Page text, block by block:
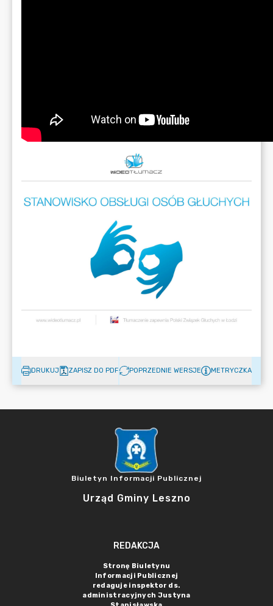
DRUKUJ ZAPISZ DO PDF POPRZEDNIE WERSJE METRYCZKA
Biuletyn Informacji Publicznej
Urząd Gminy Leszno
REDAKCJA
Stronę Biuletynu
Informacji Publicznej
redaguje inspektor ds.
administracyjnych Justyna